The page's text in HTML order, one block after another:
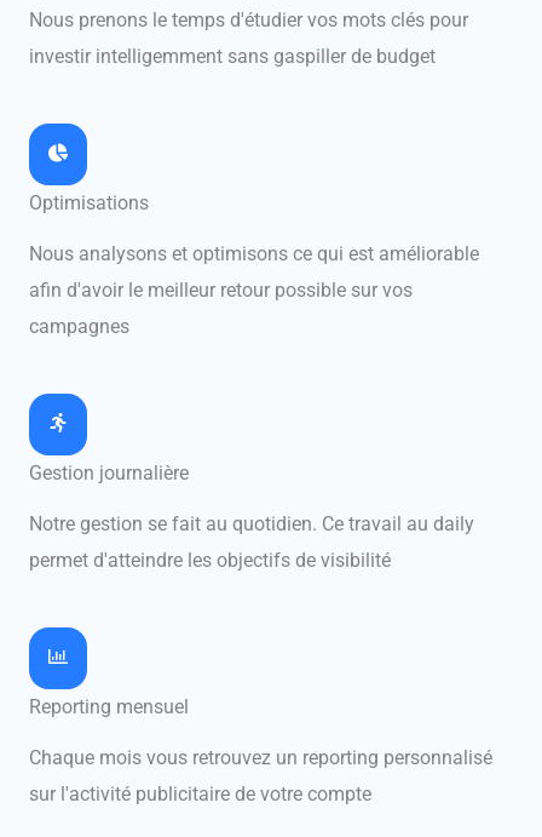
Nous prenons le temps d'étudier vos mots clés pour
investir intelligemment sans gaspiller de budget
Optimisations
Nous analysons et optimisons ce qui est améliorable
afin d'avoir le meilleur retour possible sur vos
campagnes
Gestion journalière
Notre gestion se fait au quotidien. Ce travail au daily
permet d'atteindre les objectifs de visibilité
Reporting mensuel
Chaque mois vous retrouvez un reporting personnalisé
sur l'activité publicitaire de votre compte